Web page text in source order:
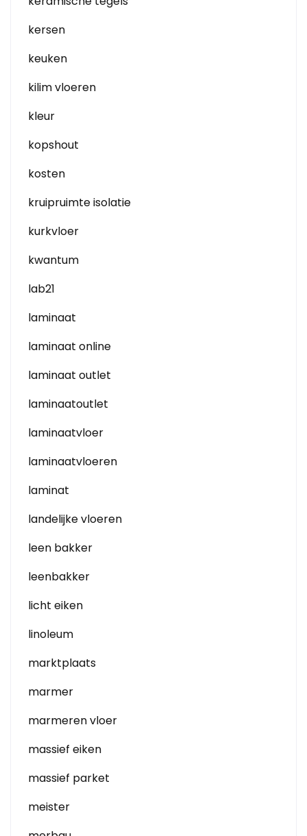
kersen
keuken
kilim vloeren
kleur
kopshout
kosten
kruipruimte isolatie
kurkvloer
kwantum
lab21
laminaat
laminaat online
laminaat outlet
laminaatoutlet
laminaatvloer
laminaatvloeren
laminat
landelijke vloeren
leen bakker
leenbakker
licht eiken
linoleum
marktplaats
marmer
marmeren vloer
massief eiken
massief parket
meister